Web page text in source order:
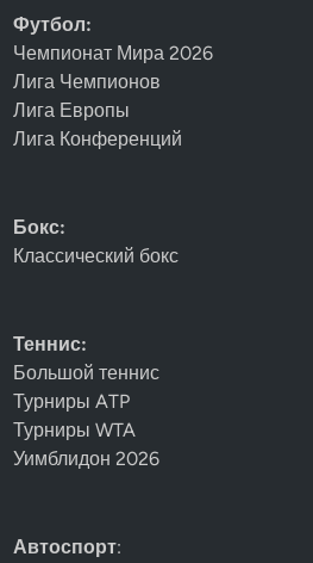
Футбол:
Чемпионат Мира 2026
Лига Чемпионов
Лига Европы
Лига Конференций
Бокс:
Классический бокс
Теннис:
Большой теннис
Турниры ATP
Турниры WTA
Уимблидон 2026
Автоспорт: